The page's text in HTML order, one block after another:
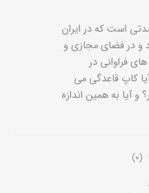
است که در ایران
و در فضای مجازی و
فراوانی در
کاپ قاعدگی می
و آیا به همین اندازه